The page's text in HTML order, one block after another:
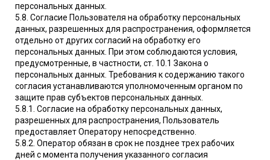
персональных данных.
5.8. Согласие Пользователя на обработку персональных
данных, разрешенных для распространения, оформляется
отдельно от других согласий на обработку его
персональных данных. При этом соблюдаются условия,
предусмотренные, в частности, ст. 10.1 Закона о
персональных данных. Требования к содержанию такого
согласия устанавливаются уполномоченным органом по
защите прав субъектов персональных данных.
5.8.1. Согласие на обработку персональных данных,
разрешенных для распространения, Пользователь
предоставляет Оператору непосредственно.
5.8.2. Оператор обязан в срок не позднее трех рабочих
дней с момента получения указанного согласия